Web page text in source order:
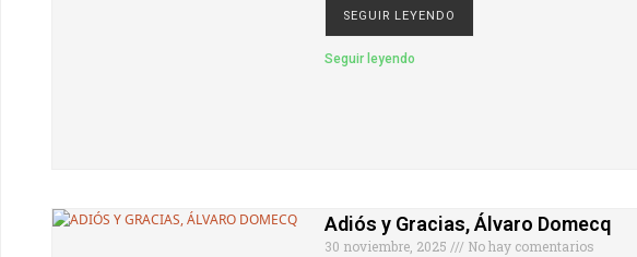
SEGUIR LEYENDO
Seguir leyendo
Adiós y Gracias, Álvaro Domecq
30 noviembre, 2025
No hay comentarios